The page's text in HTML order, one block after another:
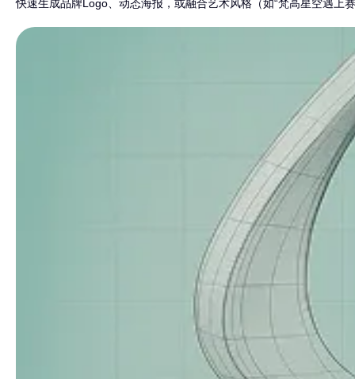
快速生成品牌Logo、动态海报，或融合艺术风格（如“梵高星空遇上